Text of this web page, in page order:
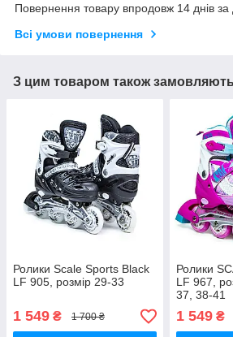
Повернення товару впродовж 14 днів за
Всі умови повернення
З цим товаром також замовляють
Ролики Scale Sports Black
LF 905, розмір 29-33
1 549 ₴ 1 700 ₴
Ролики
LF 967,
37, 38-41
1 549₴